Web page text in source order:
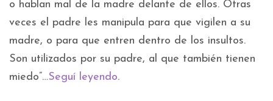
o hablan mal de la madre delante de ellos. Otras
veces el padre les manipula para que vigilen a su
madre, o para que entren dentro de los insultos.
Son utilizados por su padre, al que también tienen
miedo”…Seguí leyendo.